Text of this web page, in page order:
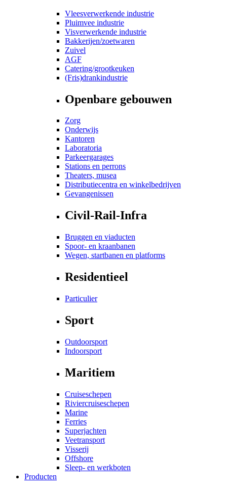
Vleesverwerkende industrie
Pluimvee industrie
Visverwerkende industrie
Bakkerijen/zoetwaren
Zuivel
AGF
Catering/grootkeuken
(Fris)drankindustrie
Openbare gebouwen
Zorg
Onderwijs
Kantoren
Laboratoria
Parkeergarages
Stations en perrons
Theaters, musea
Distributiecentra en winkelbedrijven
Gevangenissen
Civil-Rail-Infra
Bruggen en viaducten
Spoor- en kraanbanen
Wegen, startbanen en platforms
Residentieel
Particulier
Sport
Outdoorsport
Indoorsport
Maritiem
Cruiseschepen
Riviercruiseschepen
Marine
Ferries
Superjachten
Veetransport
Visserij
Offshore
Sleep- en werkboten
Producten